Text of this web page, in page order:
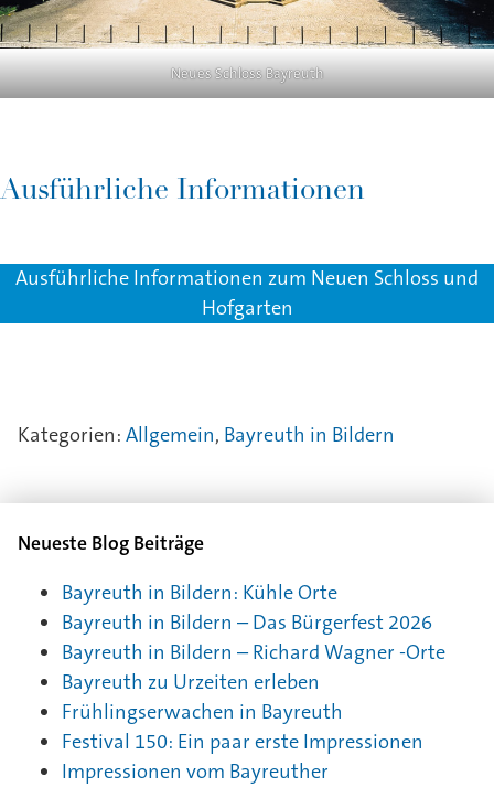
Neues Schloss Bayreuth
Ausführliche Informationen
Ausführliche Informationen zum Neuen Schloss und
Hofgarten
Kategorien: Allgemein, Bayreuth in Bildern
Neueste Blog Beiträge
Bayreuth in Bildern: Kühle Orte
Bayreuth in Bildern – Das Bürgerfest 2026
Bayreuth in Bildern – Richard Wagner -Orte
Bayreuth zu Urzeiten erleben
Frühlingserwachen in Bayreuth
Festival 150: Ein paar erste Impressionen
Impressionen vom Bayreuther